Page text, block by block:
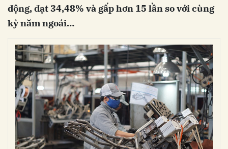
động, đạt 34,48% và gấp hơn 15 lần so với cùng
kỳ năm ngoái…
Hủy